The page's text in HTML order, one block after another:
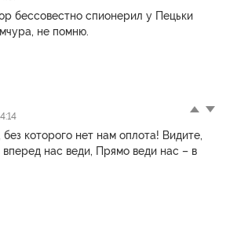
бессовестно спионерил у Пецьки
не помню.
которого нет нам оплота! Видите,
нас веди, Прямо веди нас – в